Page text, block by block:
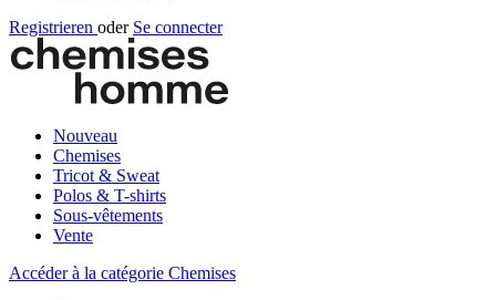
Registrieren oder Se connecter
Nouveau
Chemises
Tricot & Sweat
Polos & T-shirts
Sous-vêtements
Vente
Accéder à la catégorie Chemises